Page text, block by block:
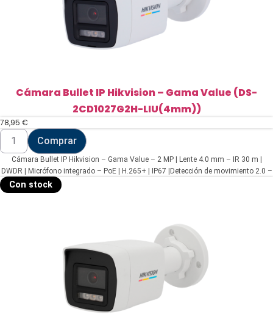
Cámara Bullet IP Hikvision – Gama Value (DS-
2CD1027G2H-LIU(4mm))
78,95 €
Cámara
Bullet
IP
Hikvision
-
Gama
Value
Comprar
Cámara Bullet IP Hikvision – Gama Value – 2 MP | Lente 4.0 mm – IR 30 m |
DWDR | Micrófono integrado – PoE | H.265+ | IP67 |Detección de movimiento 2.0 –
Con stock